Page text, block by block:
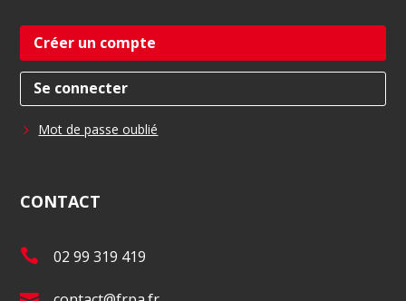
Créer un compte
Se connecter
Mot de passe oublié
CONTACT
T
02 99 319 419
E